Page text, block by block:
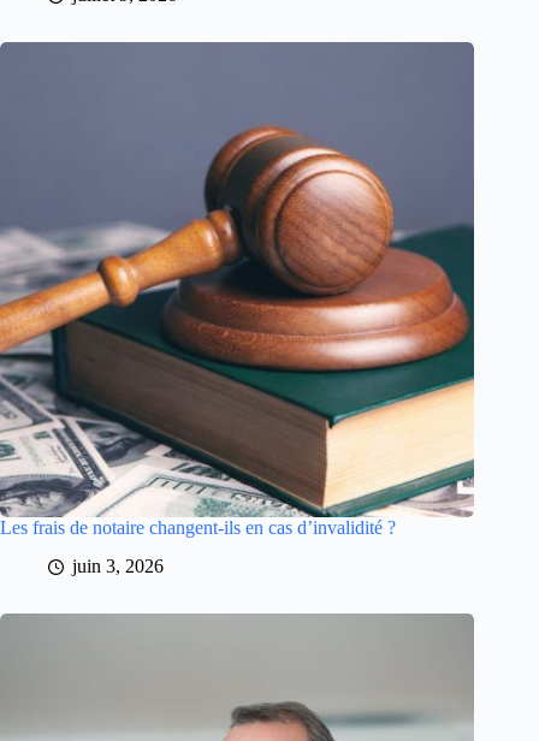
Les frais de notaire changent-ils en cas d’invalidité ?
juin 3, 2026